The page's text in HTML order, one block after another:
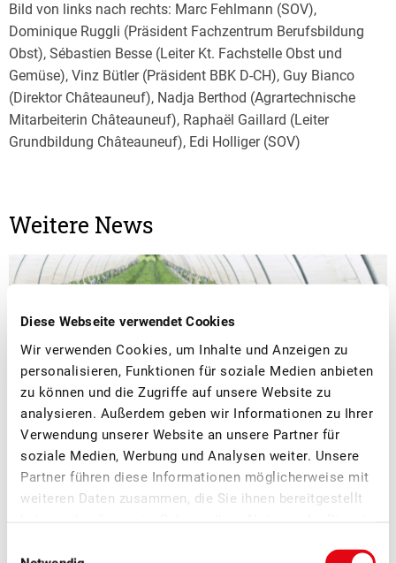
Diese Webseite verwendet Cookies
Wir verwenden Cookies, um Inhalte und Anzeigen zu
personalisieren, Funktionen für soziale Medien anbieten
zu können und die Zugriffe auf unsere Website zu
analysieren. Außerdem geben wir Informationen zu Ihrer
Verwendung unserer Website an unsere Partner für
soziale Medien, Werbung und Analysen weiter. Unsere
Partner führen diese Informationen möglicherweise mit
weiteren Daten zusammen, die Sie ihnen bereitgestellt
Bild von links nach rechts: Marc Fehlmann (SOV),
Dominique Ruggli (Präsident Fachzentrum Berufsbildung
Obst), Sébastien Besse (Leiter Kt. Fachstelle Obst und
Gemüse), Vinz Bütler (Präsident BBK D-CH), Guy Bianco
(Direktor Châteauneuf), Nadja Berthod (Agrartechnische
Mitarbeiterin Châteauneuf), Raphaël Gaillard (Leiter
Grundbildung Châteauneuf), Edi Holliger (SOV)
Weitere News
27.05.2026 ■ Bildung, Verband